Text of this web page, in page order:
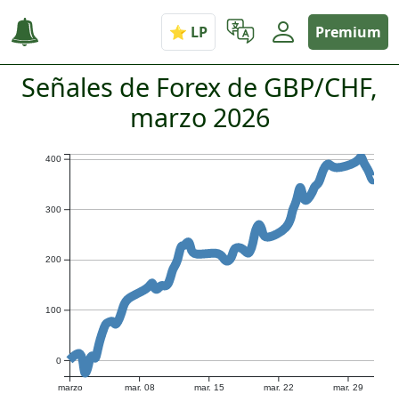
Premium
Señales de Forex de GBP/CHF,
marzo 2026
marzo mar. 08 mar. 15 mar. 22 mar. 29
0
100
200
300
400